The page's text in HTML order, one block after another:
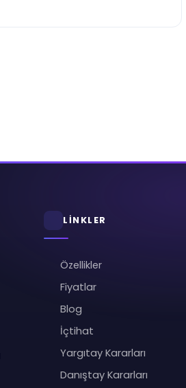
LİNKLER
Özellikler
Fiyatlar
Blog
İçtihat
Yargıtay Kararları
Danıştay Kararları